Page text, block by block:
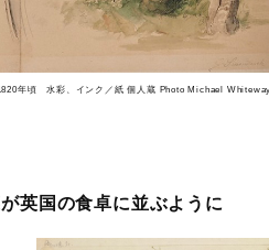
年頃 水彩、インク／紙 個人蔵 Photo Michael
英国の食卓に並ぶように